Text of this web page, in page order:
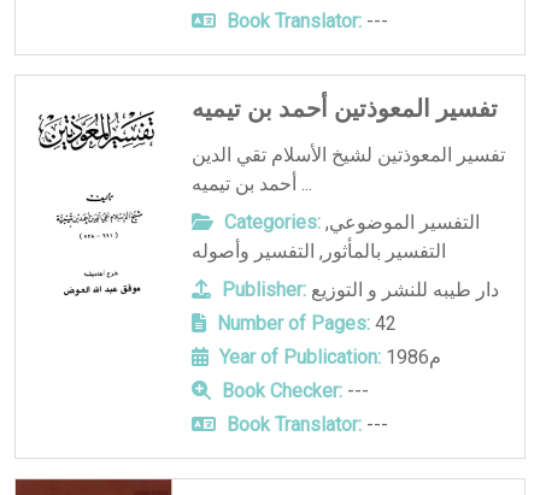
Book Translator:---
تفسير المعوذتين أحمد بن تيميه
تفسير المعوذتين لشيخ الأسلام تقي الدين
أحمد بن تيميه ...
Categories: التفسير الموضوعي,
التفسير بالمأثور , التفسير وأصوله
Publisher: دار طيبه للنشر و التوزيع
Number of Pages:42
Year of Publication:
1986م
Book Checker:---
Book Translator:---